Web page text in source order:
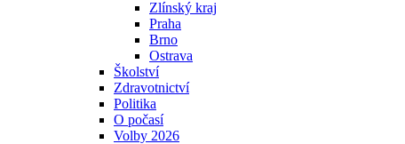
Zlínský kraj
Praha
Brno
Ostrava
Školství
Zdravotnictví
Politika
O počasí
Volby 2026